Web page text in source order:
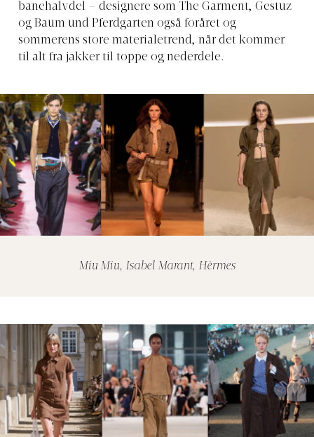
banehalvdel – designere som The Garment, Gestuz
og Baum und Pferdgarten også foråret og
sommerens store materialetrend, når det kommer
til alt fra jakker til toppe og nederdele.
Miu Miu, Isabel Marant, Hèrmes